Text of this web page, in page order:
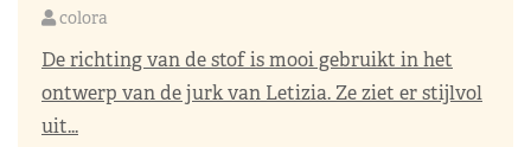
colora
De richting van de stof is mooi gebruikt in het
ontwerp van de jurk van Letizia. Ze ziet er stijlvol
uit...